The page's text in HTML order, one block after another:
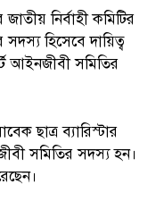
নির্বাহী কমিটির
হিসেবে দায়িত্ব
আইনজীবী সমিতির
ছাত্র ব্যারিস্টার
সমিতির সদস্য হন।